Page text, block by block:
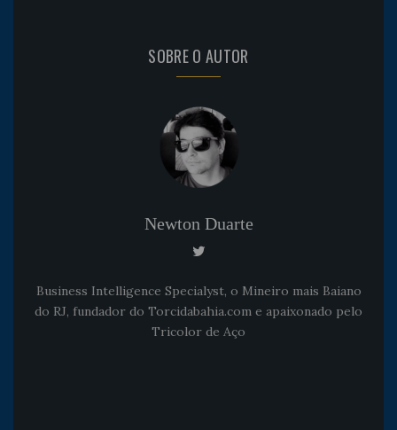
SOBRE O AUTOR
Newton Duarte
Business Intelligence Specialyst, o Mineiro mais Baiano
do RJ, fundador do Torcidabahia.com e apaixonado pelo
Tricolor de Aço